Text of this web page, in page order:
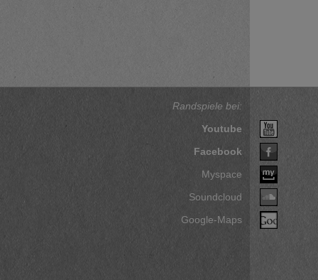
Randspiele bei:
Youtube
Facebook
Myspace
Soundcloud
Google-Maps